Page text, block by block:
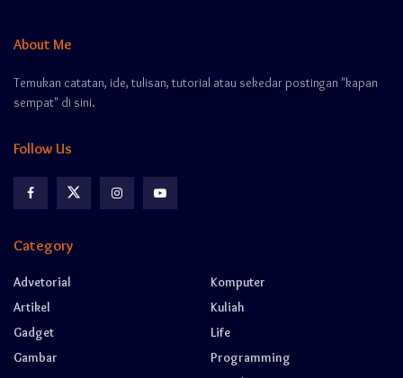
About Me
Temukan catatan, ide, tulisan, tutorial atau sekedar postingan "kapan
sempat" di sini.
Follow Us
Category
Advetorial
Artikel
Gadget
Gambar
Komputer
Kuliah
Life
Programming